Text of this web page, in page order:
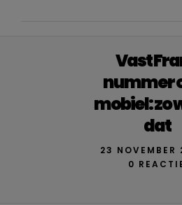
Vast
nummer
mobiel: zo
dat
23 NOVEMBER
0